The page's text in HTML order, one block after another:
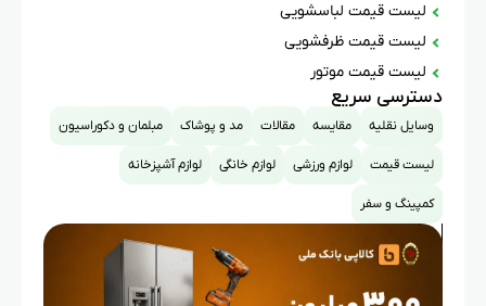
لیست قیمت لباسشویی
لیست قیمت ظرفشویی
لیست قیمت موتور
دسترسی سریع
وسایل نقلیه مقایسه مقالات مد و پوشاک مبلمان و دکوراسیون
لیست قیمت لوازم ورزشی لوازم خانگی لوازم آشپزخانه
کمپینگ و سفر